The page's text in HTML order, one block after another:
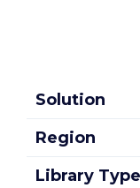
Solution
Region
Library Type